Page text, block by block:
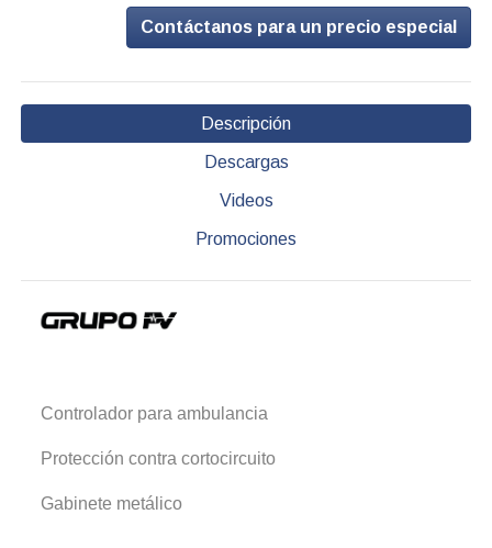
Contáctanos para un precio especial
Descripción
Descargas
Videos
Promociones
Controlador para ambulancia
Protección contra cortocircuito
Gabinete metálico